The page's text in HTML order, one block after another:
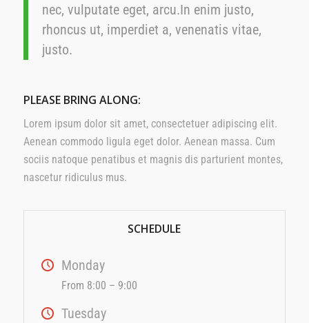
nec, vulputate eget, arcu.In enim justo,
rhoncus ut, imperdiet a, venenatis vitae,
justo.
PLEASE BRING ALONG:
Lorem ipsum dolor sit amet, consectetuer adipiscing elit.
Aenean commodo ligula eget dolor. Aenean massa. Cum
sociis natoque penatibus et magnis dis parturient montes,
nascetur ridiculus mus.
SCHEDULE
Monday
From 8:00 – 9:00
Tuesday